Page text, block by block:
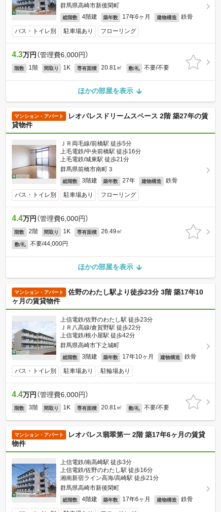
群馬県高崎市新後閑町
総階数 4階建 築年数 17年6ヶ月 建物構造 鉄骨
バス・トイレ別 駐車場あり フローリング
4.3万円 （管理費6,000円）
階数 1階 間取り 1K 専有面積 20.81㎡ 敷/礼 不要/不要
ほかの部屋を表示
マンション・アパート
レオパレスドリームスペース 2階 築27年の賃
貸物件
ＪＲ両毛線/前橋駅 徒歩5分
上毛電鉄/中央前橋駅 徒歩16分
上毛電鉄/城東駅 徒歩21分
群馬県前橋市南町３
総階数 3階建 築年数 27年 建物構造 鉄骨
バス・トイレ別 駐車場あり フローリング
4.4万円 （管理費6,000円）
階数 2階 間取り 1K 専有面積 26.49㎡
敷/礼 不要/44,000円
ほかの部屋を表示
マンション・アパート
佐野のわたし駅より徒歩23分 3階 築17年10
ヶ月の賃貸物件
上信電鉄/佐野のわたし駅 徒歩23分
ＪＲ八高線/倉賀野駅 徒歩22分
上信電鉄/根小屋駅 徒歩42分
群馬県高崎市下之城町
総階数 3階建 築年数 17年10ヶ月 建物構造 鉄骨
バス・トイレ別 駐車場あり 駐輪場あり
4.4万円 （管理費6,000円）
階数 3階 間取り 1K 専有面積 20.81㎡ 敷/礼 不要/不要
マンション・アパート
レオパレス翡翠第一 2階 築17年6ヶ月の賃貸
物件
上信電鉄/南高崎駅 徒歩3分
上信電鉄/佐野のわたし駅 徒歩16分
湘南新宿ライン高海/高崎駅 徒歩21分
群馬県高崎市新後閑町
総階数 4階建 築年数 17年6ヶ月 建物構造 鉄骨